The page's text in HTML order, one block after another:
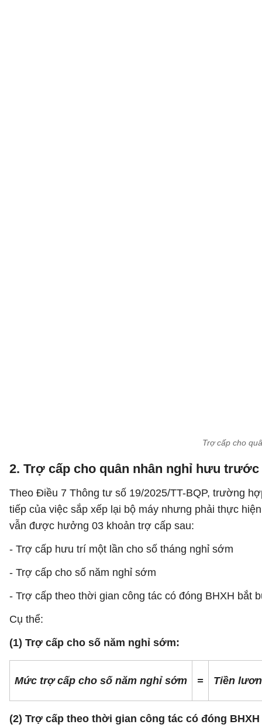
Trợ cấp cho
2. Trợ cấp cho quân nhân nghỉ hưu
Theo Điều 7 Thông tư số 19/2025/TT-BQP, trường
tiếp của việc sắp xếp lại bộ máy nhưng phải thực
vẫn được hưởng 03 khoản trợ cấp sau:
- Trợ cấp hưu trí một lần cho số tháng nghỉ sớm
- Trợ cấp cho số năm nghỉ sớm
- Trợ cấp theo thời gian công tác có đóng BHXH bắt
Cụ thể:
(1) Trợ cấp cho số năm nghỉ sớm:
Mức trợ cấp cho số năm nghỉ sớm = Tiền
(2) Trợ cấp theo thời gian công tác có đóng